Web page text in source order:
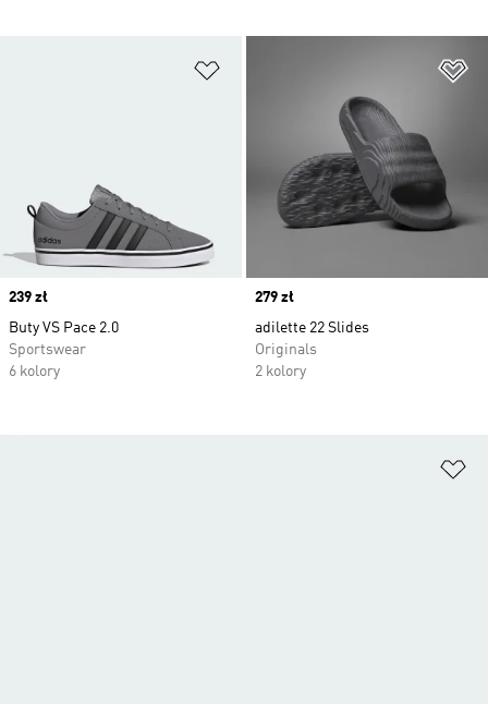
Price
239 zł
Buty VS Pace 2.0
Sportswear
6 kolory
Price
279 zł
adilette 22 Slides
Originals
2 kolory